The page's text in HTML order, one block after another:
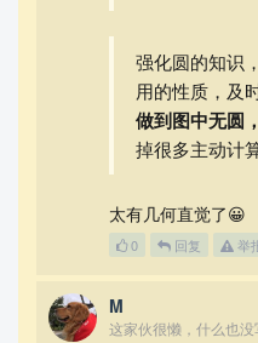
强化圆的知识
用的性质，及
做到图中无圆
掉很多主动计
太有几何直觉了😀
0 回复 举
M
这家伙很懒，什么也没